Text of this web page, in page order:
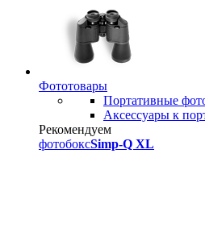
Фототовары
Портативные
Аксессуары к
Рекомендуем
фотобоксSimp-Q XL